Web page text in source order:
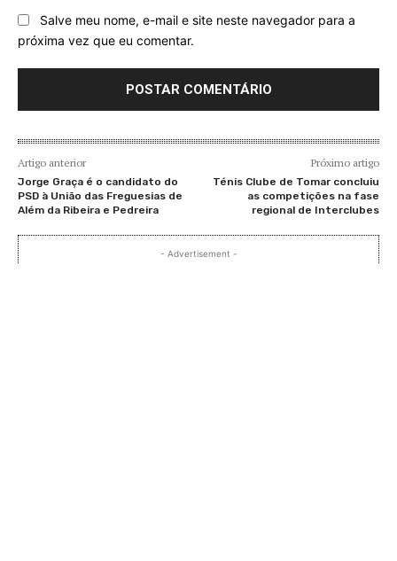
Salve meu nome, e-mail e site neste navegador para a
próxima vez que eu comentar.
Artigo anterior
Jorge Graça é o candidato do
PSD à União das Freguesias de
Além da Ribeira e Pedreira
Próximo artigo
Ténis Clube de Tomar concluiu
as competições na fase
regional de Interclubes
- Advertisement -